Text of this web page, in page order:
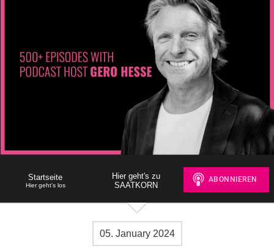
Startseite
Hier geht's los
Hier geht's zu
SAATKORN
05. January 2024